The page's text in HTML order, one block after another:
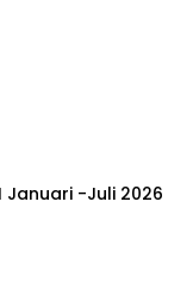
Januari -Juli 2026